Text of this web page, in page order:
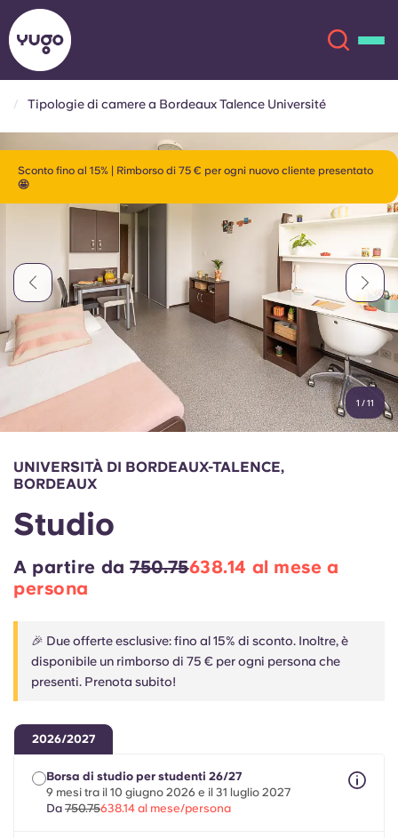
Account Lingua
English (GB)
Español
Deutsch
Portuguese
Seleziona un paese
Seleziona una residenza
Accedi
Prenota ora
English (GB)
Chinese Español
Català Deutsch
Italian French
Portuguese
Tipologie di camere a Bordeaux Talence Université
Sconto fino al 15% | Rimborso di 75 € per ogni nuovo cliente presentato
🤩
1 /11
UNIVERSITÀ DI BORDEAUX-TALENCE,
BORDEAUX
Studio
A partire da750.75638.14 al mese a
persona
🎉 Due offerte esclusive: fino al 15% di sconto. Inoltre, è
disponibile un rimborso di 75 € per ogni persona che
presenti. Prenota subito!
2026/2027
Borsa di studio per studenti 26/27
9 mesi tra il 10 giugno 2026 e il 31 luglio 2027
Da 750.75638.14 al mese/persona